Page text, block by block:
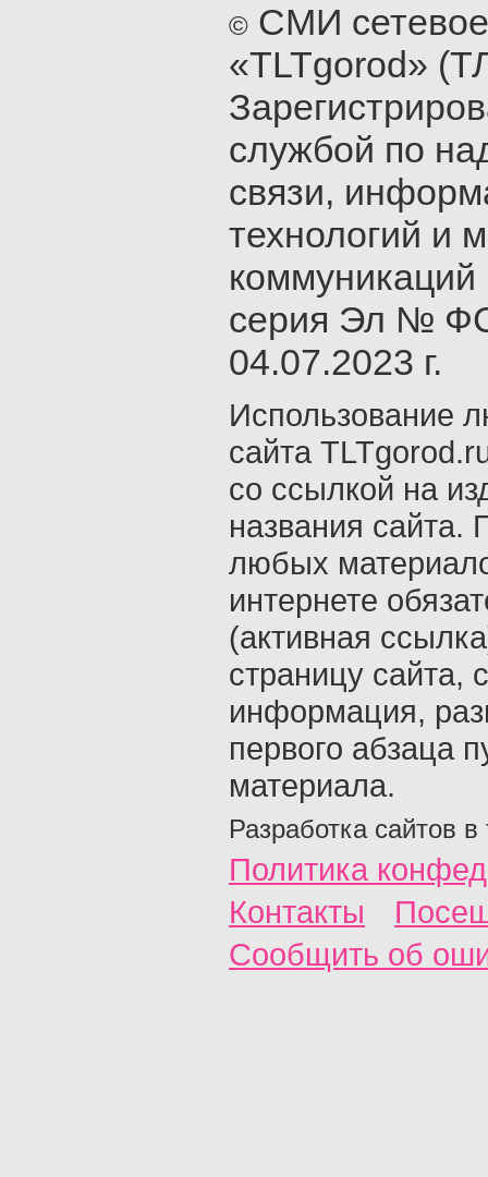
© СМИ
«TLTgorod»
службой по
связи,
технологий и
серия Эл №
04.07.2023 г.
Использование
сайта
со ссылкой на
названия сайта.
любых
интернете
(активная
страницу сайта,
информация,
первого абзаца
материала.
Разработка сайтов в
Политика
Контакты
Сообщить об